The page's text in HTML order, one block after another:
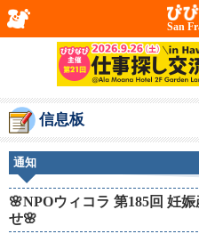
San
信息板
通知
🌸NPOウィコラ 第185回 妊
せ🌸